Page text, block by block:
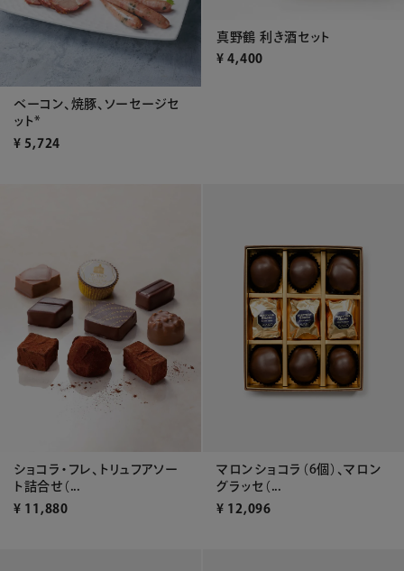
ベーコン、焼豚、ソーセージセ
ット*
¥ 5,724
真野鶴 利き酒セット
¥ 4,400
ショコラ・フレ、トリュフアソー
ト詰合せ（...
¥ 11,880
マロンショコラ（6個）、マロン
グラッセ（...
¥ 12,096